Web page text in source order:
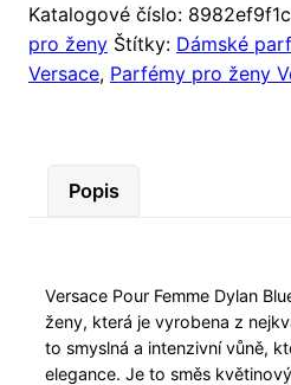
Katalogové číslo:
pro ženy Štítky: Dámské
Versace, Parfémy pro ženy
Popis
Versace Pour Femme Dylan
ženy, která je vyrobena z
to smyslná a intenzivní vůně,
elegance. Je to směs